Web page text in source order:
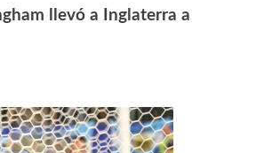
llevó a Inglaterra a